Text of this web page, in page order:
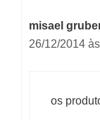
misael
26/12/2014
os